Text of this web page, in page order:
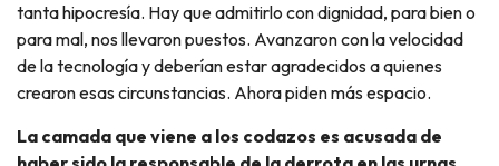
tanta hipocresía. Hay que admitirlo con dignidad, para bien o
para mal, nos llevaron puestos. Avanzaron con la velocidad
de la tecnología y deberían estar agradecidos a quienes
crearon esas circunstancias. Ahora piden más espacio.
La camada que viene a los codazos es acusada de